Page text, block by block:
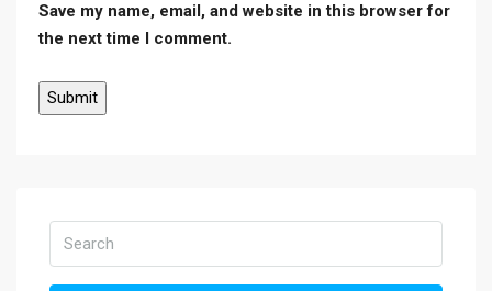
Save my name, email, and website in this browser for
the next time I comment.